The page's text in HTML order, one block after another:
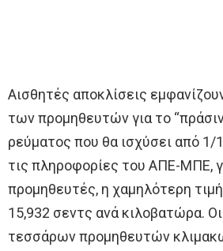
Αισθητές αποκλίσεις
των προμηθευτών για το
ρεύματος που θα ισχύσει από
τις πληροφορίες του ΑΠΕ-ΜΠΕ,
προμηθευτές, η χαμηλότερη
15,932 σεντς ανά κιλοβατώρα.
τεσσάρων προμηθευτών